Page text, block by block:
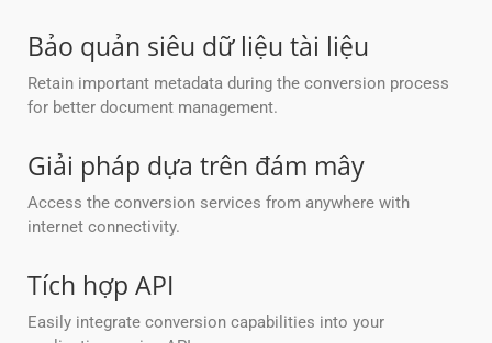
Bảo quản siêu dữ liệu tài liệu
Retain important metadata during the conversion process
for better document management.
Giải pháp dựa trên đám mây
Access the conversion services from anywhere with
internet connectivity.
Tích hợp API
Easily integrate conversion capabilities into your